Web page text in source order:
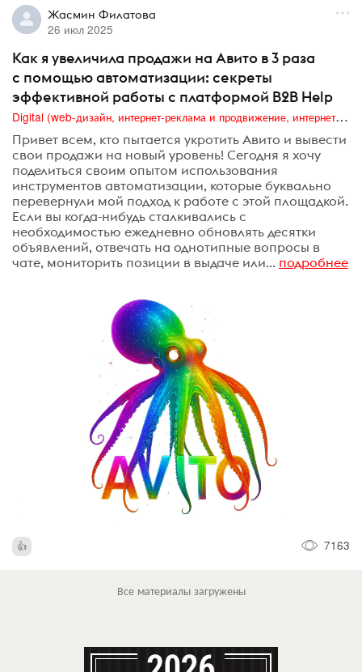
Жасмин Филатова
26 июл 2025
Как я увеличила продажи на Авито в 3 раза
с помощью автоматизации: секреты
эффективной работы с платформой B2B Help
Digital (web-дизайн, интернет-реклама и продвижение, интернет-сообщества и блоги, интернет-коммуникации, мобильный маркетинг, реклама на цифровых экранах)
Привет всем, кто пытается укротить Авито и вывести
свои продажи на новый уровень! Сегодня я хочу
поделиться своим опытом использования
инструментов автоматизации, которые буквально
перевернули мой подход к работе с этой площадкой.
Если вы когда-нибудь сталкивались с
необходимостью ежедневно обновлять десятки
объявлений, отвечать на однотипные вопросы в
чате, мониторить позиции в выдаче или... подробнее
7163
Все материалы загружены